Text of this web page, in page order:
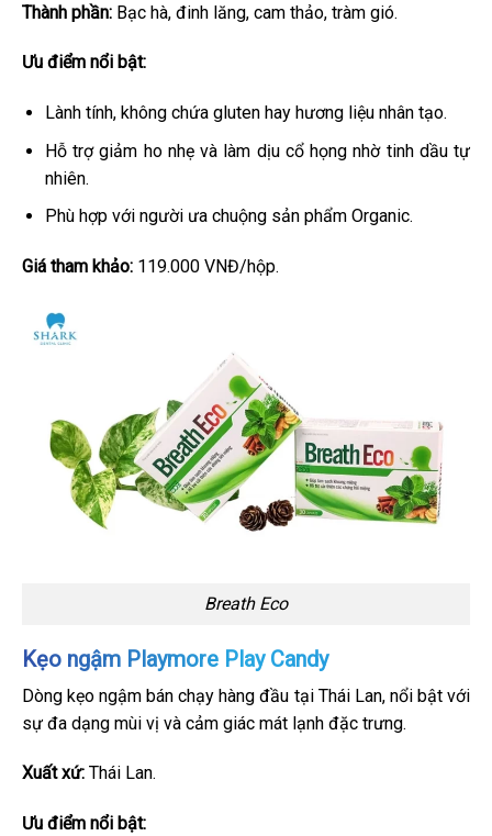
Thành phần: Bạc hà, đinh lăng, cam thảo, tràm gió.
Ưu điểm nổi bật:
Lành tính, không chứa gluten hay hương liệu nhân tạo.
Hỗ trợ giảm ho nhẹ và làm dịu cổ họng nhờ tinh dầu tự
nhiên.
Phù hợp với người ưa chuộng sản phẩm Organic.
Giá tham khảo: 119.000 VNĐ/hộp.
Breath Eco
Kẹo ngậm Playmore Play Candy
Dòng kẹo ngậm bán chạy hàng đầu tại Thái Lan, nổi bật với
sự đa dạng mùi vị và cảm giác mát lạnh đặc trưng.
Xuất xứ: Thái Lan.
Ưu điểm nổi bật: